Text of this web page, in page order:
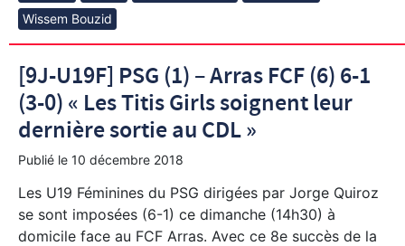
Wissem Bouzid
[9J-U19F] PSG (1) – Arras FCF (6) 6-1
(3-0) « Les Titis Girls soignent leur
dernière sortie au CDL »
Publié le 10 décembre 2018
Les U19 Féminines du PSG dirigées par Jorge Quiroz
se sont imposées (6-1) ce dimanche (14h30) à
domicile face au FCF Arras. Avec ce 8e succès de la